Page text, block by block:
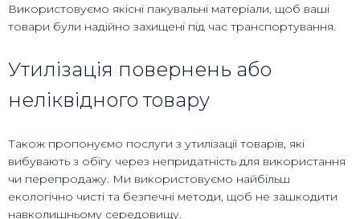
Використовуємо якісні пакувальні матеріали, щоб ваші
товари були надійно захищені під час транспортування.
Утилізація повернень або
неліквідного товару
Також пропонуємо послуги з утилізації товарів, які
вибувають з обігу через непридатність для використання
чи перепродажу. Ми використовуємо найбільш
екологічно чисті та безпечні методи, щоб не зашкодити
навколишньому середовищу.